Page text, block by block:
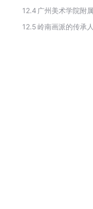
12.4
12.5岭南画派的传承人